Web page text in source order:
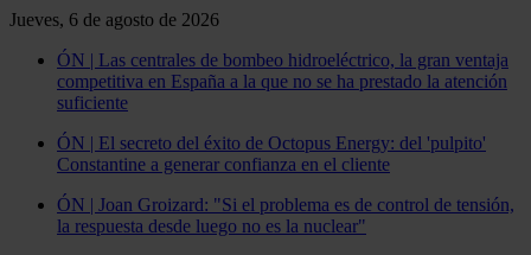
Jueves, 6 de agosto de 2026
ÓN | Las centrales de bombeo hidroeléctrico, la gran ventaja
competitiva en España a la que no se ha prestado la atención
suficiente
ÓN | El secreto del éxito de Octopus Energy: del 'pulpito'
Constantine a generar confianza en el cliente
ÓN | Joan Groizard: "Si el problema es de control de tensión,
la respuesta desde luego no es la nuclear"